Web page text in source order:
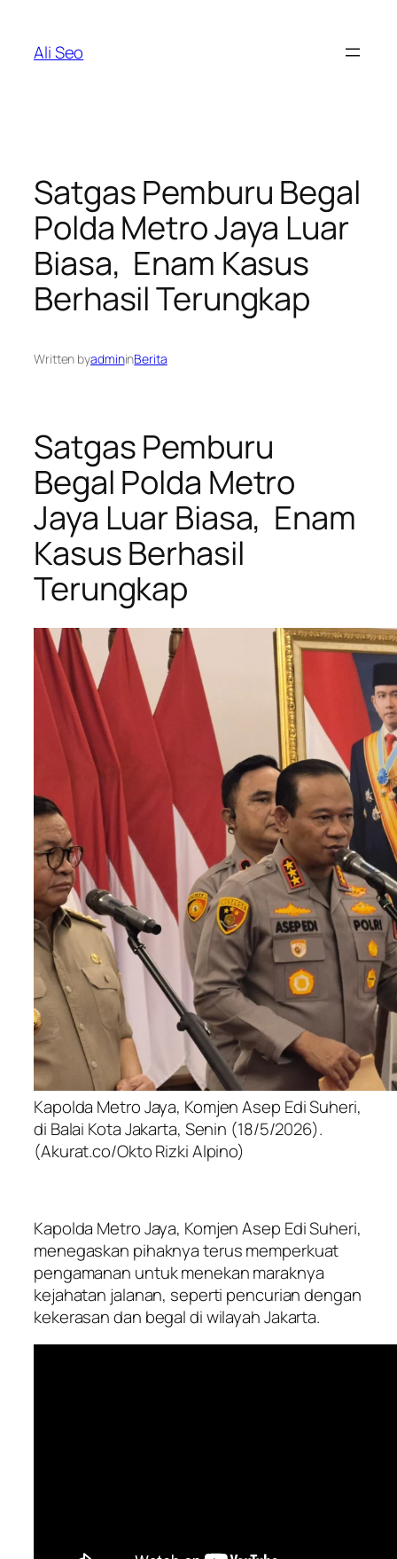
content
Ali Seo
Satgas Pemburu Begal
Polda Metro Jaya Luar
Biasa, Enam Kasus
Berhasil Terungkap
Written byadmininBerita
Satgas Pemburu
Begal Polda Metro
Jaya Luar Biasa, Enam
Kasus Berhasil
Terungkap
Kapolda Metro Jaya, Komjen Asep Edi Suheri,
di Balai Kota Jakarta, Senin (18/5/2026).
(Akurat.co/Okto Rizki Alpino)
Kapolda Metro Jaya, Komjen Asep Edi Suheri,
menegaskan pihaknya terus memperkuat
pengamanan untuk menekan maraknya
kejahatan jalanan, seperti pencurian dengan
kekerasan dan begal di wilayah Jakarta.